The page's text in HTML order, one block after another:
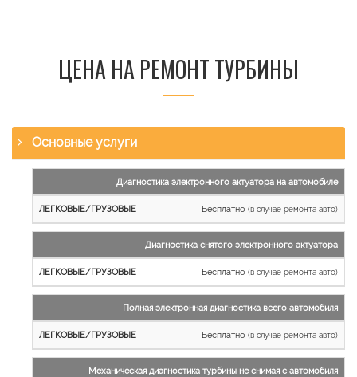
ЦЕНА НА РЕМОНТ ТУРБИНЫ
Основные услуги
работы
Легковые
и
Грузовые
автомобили
Диагностика электронного актуатора на автомобиле
Бесплатно (в случае ремонта авто)
Диагностика снятого электронного актуатора
Бесплатно (в случае ремонта авто)
Полная электронная диагностика всего автомобиля
Бесплатно (в случае ремонта авто)
Механическая диагностика турбины не снимая с автомобиля